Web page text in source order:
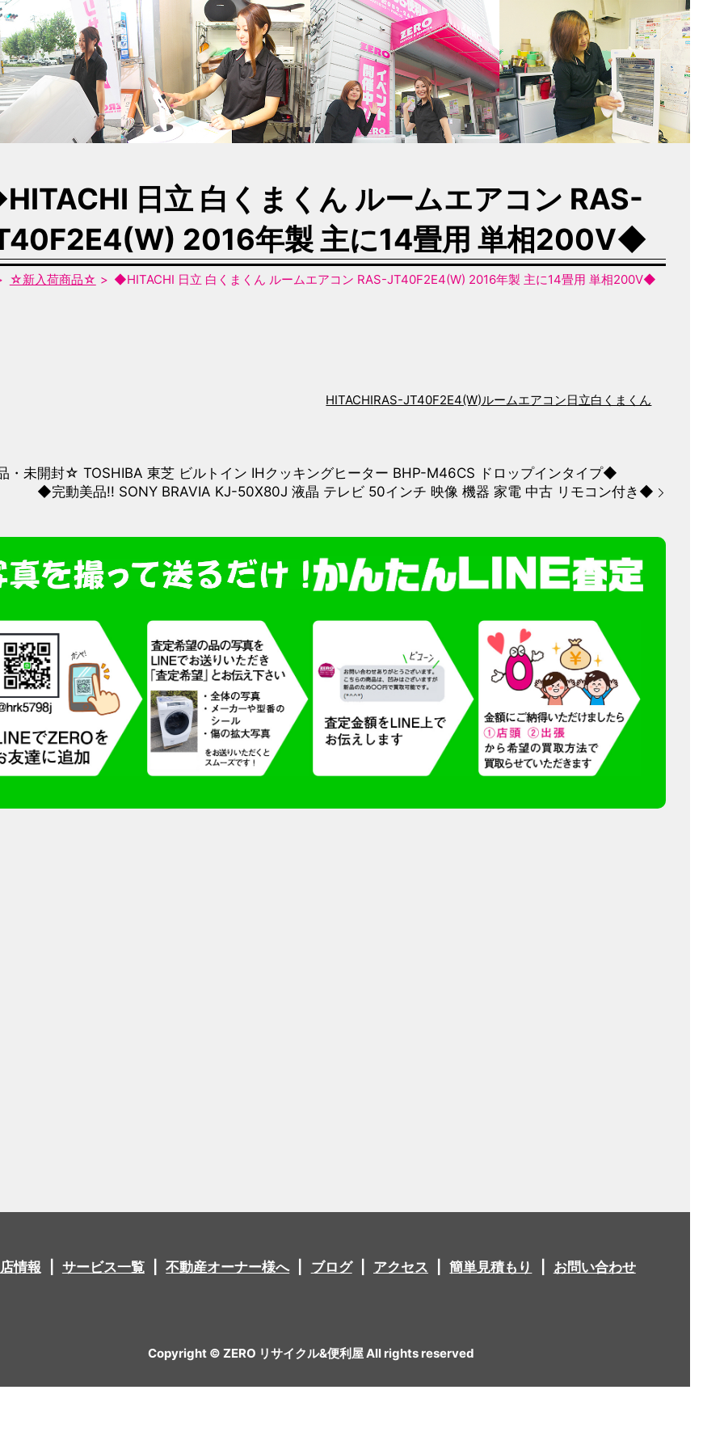
日立 白くまくん ルームエアコン RAS-
2016年製 主に14畳用 単相200V◆
☆新入荷商品☆ ◆HITACHI 日立 白くまくん ルームエアコン RAS-JT40F2E4(W) 2016年製 主に14畳用 単相200V◆
HITACHIRAS-JT40F2E4(W)ルームエアコン日立白くまくん
・未開封☆ TOSHIBA 東芝 ビルトイン IHクッキングヒーター BHP-M46CS ドロップインタイプ◆
◆完動美品!! SONY BRAVIA KJ-50X80J 液晶 テレビ 50インチ 映像 機器 家電 中古 リモコン付き◆
情報 サービス一覧 不動産オーナー様へ ブログ アクセス 簡単見積もり お問い合わせ
Copyright © ZERO リサイクル&便利屋 All rights reserved